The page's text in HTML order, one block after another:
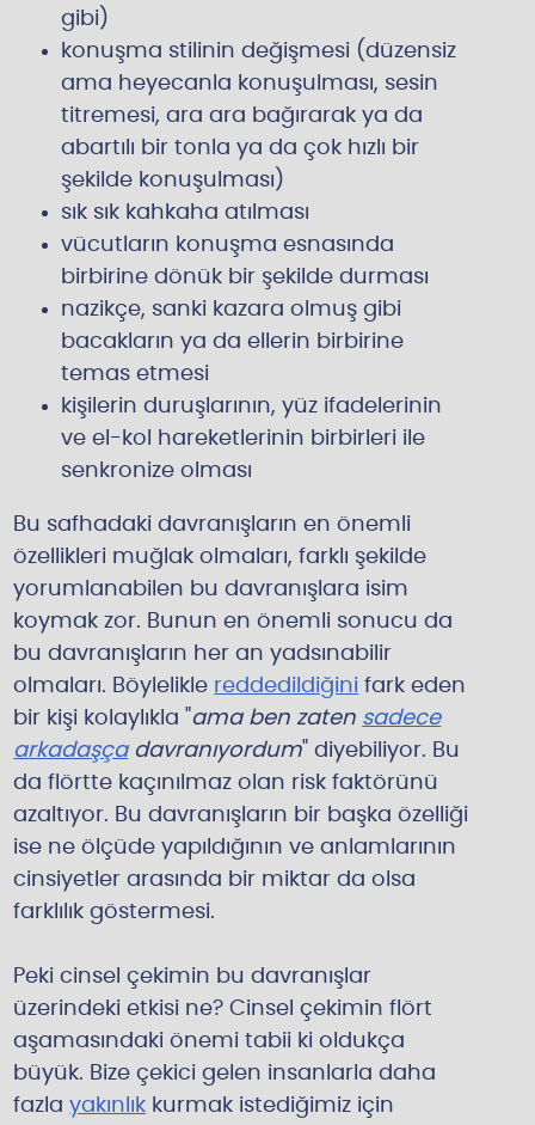
gibi)
konuşma stilinin değişmesi (düzensiz
ama heyecanla konuşulması, sesin
titremesi, ara ara bağırarak ya da
abartılı bir tonla ya da çok hızlı bir
şekilde konuşulması)
sık sık kahkaha atılması
vücutların konuşma esnasında
birbirine dönük bir şekilde durması
nazikçe, sanki kazara olmuş gibi
bacakların ya da ellerin birbirine
temas etmesi
kişilerin duruşlarının, yüz ifadelerinin
ve el-kol hareketlerinin birbirleri ile
senkronize olması
Bu safhadaki davranışların en önemli
özellikleri muğlak olmaları, farklı şekilde
yorumlanabilen bu davranışlara isim
koymak zor. Bunun en önemli sonucu da
bu davranışların her an yadsınabilir
olmaları. Böylelikle reddedildiğini fark eden
bir kişi kolaylıkla "ama ben zaten sadece
arkadaşçadavranıyordum" diyebiliyor. Bu
da flörtte kaçınılmaz olan risk faktörünü
azaltıyor. Bu davranışların bir başka özelliği
ise ne ölçüde yapıldığının ve anlamlarının
cinsiyetler arasında bir miktar da olsa
farklılık göstermesi.
Peki cinsel çekimin bu davranışlar
üzerindeki etkisi ne? Cinsel çekimin flört
aşamasındaki önemi tabii ki oldukça
büyük. Bize çekici gelen insanlarla daha
fazlayakınlık kurmak istediğimiz için